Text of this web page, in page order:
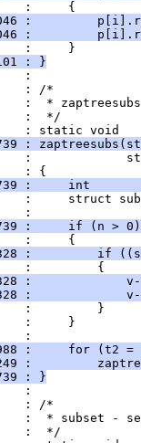
:     {
:
:
:     }
: }
:
: /*
:  *
:  */
: static void
:
:
: {
:     int
:     struct
:
:     if (n > 0)
:     {
:         if
:         {
:
:
:         }
:     }
:
:     for (t2 =
:
: }
:
: /*
:  * subset -
:  */